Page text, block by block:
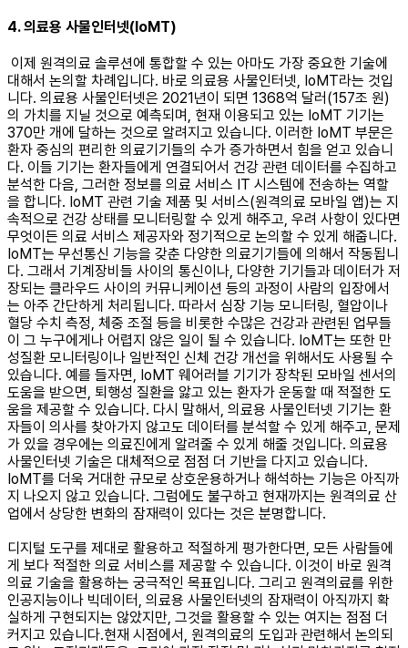
4. 의료용 사물인터넷(IoMT)
이제 원격의료 솔루션에 통합할 수 있는 아마도 가장 중요한 기술에
대해서 논의할 차례입니다. 바로 의료용 사물인터넷, IoMT라는 것입
니다. 의료용 사물인터넷은 2021년이 되면 1368억 달러(157조 원)
의 가치를 지닐 것으로 예측되며, 현재 이용되고 있는 IoMT 기기는
370만 개에 달하는 것으로 알려지고 있습니다. 이러한 IoMT 부문은
환자 중심의 편리한 의료기기들의 수가 증가하면서 힘을 얻고 있습니
다. 이들 기기는 환자들에게 연결되어서 건강 관련 데이터를 수집하고
분석한 다음, 그러한 정보를 의료 서비스 IT 시스템에 전송하는 역할
을 합니다. IoMT 관련 기술 제품 및 서비스(원격의료 모바일 앱)는 지
속적으로 건강 상태를 모니터링할 수 있게 해주고, 우려 사항이 있다면
무엇이든 의료 서비스 제공자와 정기적으로 논의할 수 있게 해줍니다.
IoMT는 무선통신 기능을 갖춘 다양한 의료기기들에 의해서 작동됩니
다. 그래서 기계장비들 사이의 통신이나, 다양한 기기들과 데이터가 저
장되는 클라우드 사이의 커뮤니케이션 등의 과정이 사람의 입장에서
는 아주 간단하게 처리됩니다. 따라서 심장 기능 모니터링, 혈압이나
혈당 수치 측정, 체중 조절 등을 비롯한 수많은 건강과 관련된 업무들
이 그 누구에게나 어렵지 않은 일이 될 수 있습니다. IoMT는 또한 만
성질환 모니터링이나 일반적인 신체 건강 개선을 위해서도 사용될 수
있습니다. 예를 들자면, IoMT 웨어러블 기기가 장착된 모바일 센서의
도움을 받으면, 퇴행성 질환을 앓고 있는 환자가 운동할 때 적절한 도
움을 제공할 수 있습니다. 다시 말해서, 의료용 사물인터넷 기기는 환
자들이 의사를 찾아가지 않고도 데이터를 분석할 수 있게 해주고, 문제
가 있을 경우에는 의료진에게 알려줄 수 있게 해줄 것입니다. 의료용
사물인터넷 기술은 대체적으로 점점 더 기반을 다지고 있습니다.
IoMT를 더욱 거대한 규모로 상호운용하거나 해석하는 기능은 아직까
지 나오지 않고 있습니다. 그럼에도 불구하고 현재까지는 원격의료 산
업에서 상당한 변화의 잠재력이 있다는 것은 분명합니다. ​
디지털 도구를 제대로 활용하고 적절하게 평가한다면, 모든 사람들에
게 보다 적절한 의료 서비스를 제공할 수 있습니다. 이것이 바로 원격
의료 기술을 활용하는 궁극적인 목표입니다. 그리고 원격의료를 위한
인공지능이나 빅데이터, 의료용 사물인터넷의 잠재력이 아직까지 확
실하게 구현되지는 않았지만, 그것을 활용할 수 있는 여지는 점점 더
커지고 있습니다. ​현재 시점에서, 원격의료의 도입과 관련해서 논의되